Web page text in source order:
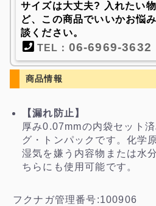
サイズは大丈夫? 入れたい
ど、この商品でいいかお悩
談ください。
TEL： 06-6969-3632
商品情報
【漏れ防止】
厚み0.07mmの内袋セット
グ・トンパックです。化学
湿気を嫌う内容物または水
ちらにも使用可能です。
フクナガ管理番号:100906